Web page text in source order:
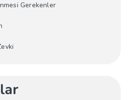
Gerekenler